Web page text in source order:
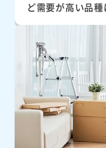
ど需要が高い品種